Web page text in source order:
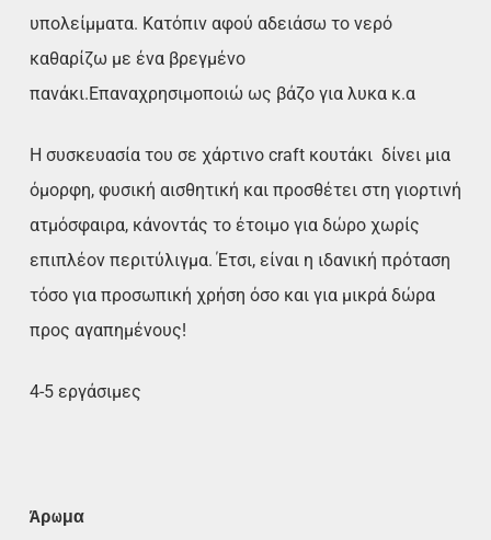
υπολείμματα. Κατόπιν αφού αδειάσω το νερό
καθαρίζω με ένα βρεγμένο
πανάκι.Επαναχρησιμοποιώ ως βάζο για λυκα κ.α
Η συσκευασία του σε χάρτινο craft κουτάκι δίνει μια
όμορφη, φυσική αισθητική και προσθέτει στη γιορτινή
ατμόσφαιρα, κάνοντάς το έτοιμο για δώρο χωρίς
επιπλέον περιτύλιγμα. Έτσι, είναι η ιδανική πρόταση
τόσο για προσωπική χρήση όσο και για μικρά δώρα
προς αγαπημένους!
4-5 εργάσιμες
Άρωμα